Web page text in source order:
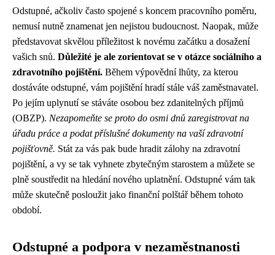
Odstupné, ačkoliv často spojené s koncem pracovního poměru,
nemusí nutně znamenat jen nejistou budoucnost. Naopak, může
představovat skvělou příležitost k novému začátku a dosažení
vašich snů. Důležité je ale zorientovat se v otázce sociálního a
zdravotního pojištění. Během výpovědní lhůty, za kterou
dostáváte odstupné, vám pojištění hradí stále váš zaměstnavatel.
Po jejím uplynutí se stáváte osobou bez zdanitelných příjmů
(OBZP). Nezapomeňte se proto do osmi dnů zaregistrovat na
úřadu práce a podat příslušné dokumenty na vaší zdravotní
pojišťovně. Stát za vás pak bude hradit zálohy na zdravotní
pojištění, a vy se tak vyhnete zbytečným starostem a můžete se
plně soustředit na hledání nového uplatnění. Odstupné vám tak
může skutečně posloužit jako finanční polštář během tohoto
období.
Odstupné a podpora v nezaměstnanosti